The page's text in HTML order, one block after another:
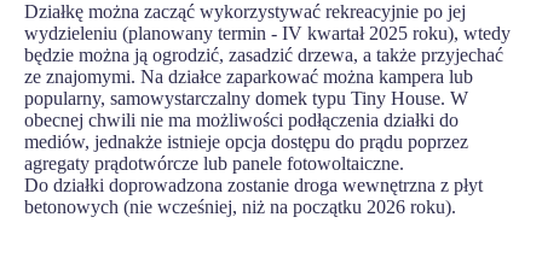
Działkę można zacząć wykorzystywać rekreacyjnie po jej
wydzieleniu (planowany termin - IV kwartał 2025 roku), wtedy
będzie można ją ogrodzić, zasadzić drzewa, a także przyjechać
ze znajomymi. Na działce zaparkować można kampera lub
popularny, samowystarczalny domek typu Tiny House. W
obecnej chwili nie ma możliwości podłączenia działki do
mediów, jednakże istnieje opcja dostępu do prądu poprzez
agregaty prądotwórcze lub panele fotowoltaiczne.
Do działki doprowadzona zostanie droga wewnętrzna z płyt
betonowych (nie wcześniej, niż na początku 2026 roku).